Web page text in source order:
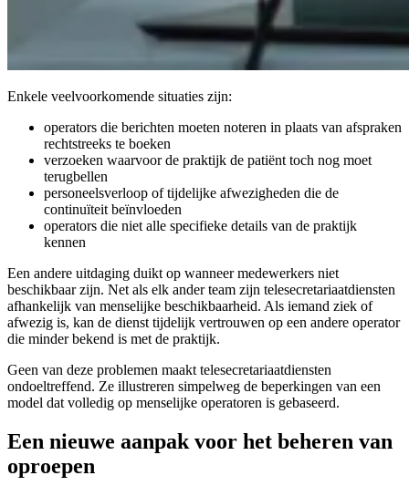
Enkele veelvoorkomende situaties zijn:
operators die berichten moeten noteren in plaats van afspraken
rechtstreeks te boeken
verzoeken waarvoor de praktijk de patiënt toch nog moet
terugbellen
personeelsverloop of tijdelijke afwezigheden die de
continuïteit beïnvloeden
operators die niet alle specifieke details van de praktijk
kennen
Een andere uitdaging duikt op wanneer medewerkers niet
beschikbaar zijn. Net als elk ander team zijn telesecretariaatdiensten
afhankelijk van menselijke beschikbaarheid. Als iemand ziek of
afwezig is, kan de dienst tijdelijk vertrouwen op een andere operator
die minder bekend is met de praktijk.
Geen van deze problemen maakt telesecretariaatdiensten
ondoeltreffend. Ze illustreren simpelweg de beperkingen van een
model dat volledig op menselijke operatoren is gebaseerd.
Een nieuwe aanpak voor het beheren van
oproepen